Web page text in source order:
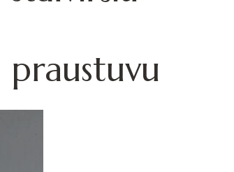
praustuvu